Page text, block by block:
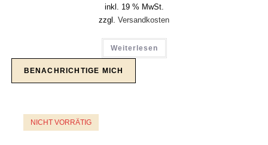
inkl. 19 % MwSt.
zzgl. Versandkosten
Weiterlesen
NICHT VORRÄTIG